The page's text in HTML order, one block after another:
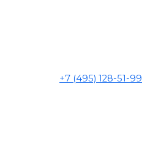
+7 (495) 128-51-99